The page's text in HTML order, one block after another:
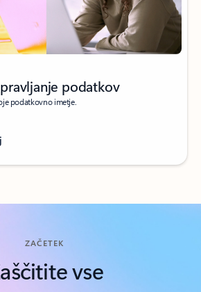
podatkov
podatkovno imetje.
ZAČETEK
vse